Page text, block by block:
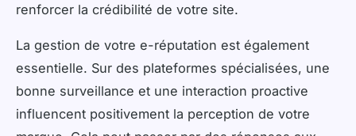
renforcer la crédibilité de votre site.
La gestion de votre e-réputation est également
essentielle. Sur des plateformes spécialisées, une
bonne surveillance et une interaction proactive
influencent positivement la perception de votre